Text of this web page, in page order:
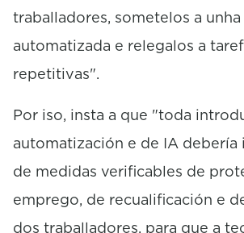
traballadores, sometelos a
automatizada e relegalos a
repetitivas".
Por iso, insta a que "toda
automatización e de IA debería
de medidas verificables de
emprego, de recualificación e
dos traballadores, para que a